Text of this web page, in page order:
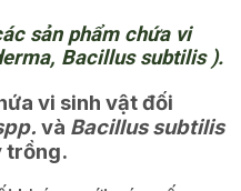
sản phẩm chứa vi
Bacillus subtilis ).
vi sinh vật đối
và Bacillus subtilis
trồng.